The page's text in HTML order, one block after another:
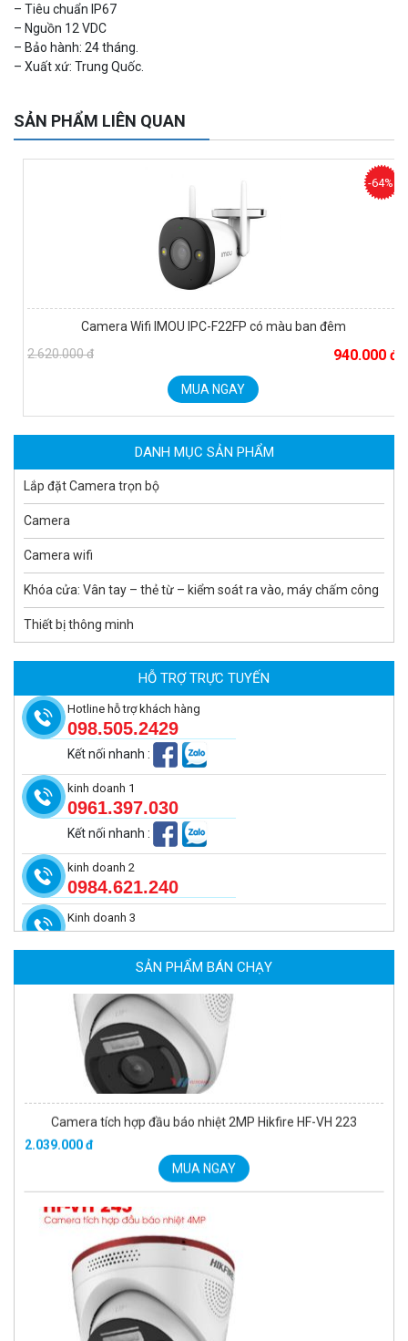
– Tiêu chuẩn IP67
– Nguồn 12 VDC
– Bảo hành: 24 tháng.
– Xuất xứ: Trung Quốc.
SẢN PHẨM LIÊN QUAN
Camera Wifi IMOU IPC-F22FP có màu ban đêm
2.620.000 đ
940.000 đ
-64%
MUA NGAY
DANH MỤC SẢN PHẨM
Lắp đặt Camera trọn bộ
Camera
Camera wifi
Khóa cửa: Vân tay – thẻ từ – kiểm soát ra vào, máy chấm công
Thiết bị thông minh
HỖ TRỢ TRỰC TUYẾN
Hotline hỗ trợ khách hàng
098.505.2429
Kết nối nhanh :
kinh doanh 1
0961.397.030
Kết nối nhanh :
kinh doanh 2
0984.621.240
Kinh doanh 3
SẢN PHẨM BÁN CHẠY
Camera WiFi EZVIZ H8C 2K 4MP tích hợp Ai thông minh
1.939.000 đ
MUA NGAY
Camera tích hợp đầu báo nhiệt 2MP Hikfire HF-VH 221
1.679.000 đ
MUA NGAY
Camera tích hợp đầu báo nhiệt 2MP Hikfire HF-VH 223
MUA NGAY
Camera tích hợp đầu báo nhiệt 4MP Hikfire HF-VH 243
2.350.000 đ
MUA NGAY